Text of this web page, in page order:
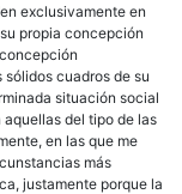
exclusivamente en
propia concepción
cuadros de su
situación social
del tipo de las
en las que me
más
justamente porque la